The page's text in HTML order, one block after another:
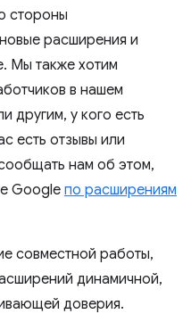
стороны
расширения и
Мы также хотим
в нашем
другим, у кого есть
есть отзывы или
нам об этом,
Google по расширениям
совместной работы,
динамичной,
доверия.